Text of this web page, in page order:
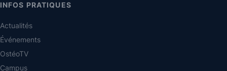
INFOS PRATIQUES
Actualités
Événements
OstéoTV
Campus